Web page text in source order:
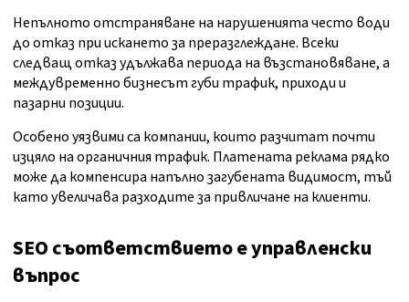
Непълното отстраняване на нарушенията често води
до отказ при искането за преразглеждане. Всеки
следващ отказ удължава периода на възстановяване, а
междувременно бизнесът губи трафик, приходи и
пазарни позиции.
Особено уязвими са компании, които разчитат почти
изцяло на органичния трафик. Платената реклама рядко
може да компенсира напълно загубената видимост, тъй
като увеличава разходите за привличане на клиенти.
SEO съответствието е управленски
въпрос